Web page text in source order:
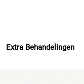
Extra Behandelingen